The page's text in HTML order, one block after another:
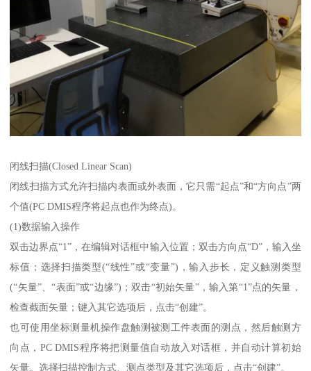
闭线扫描(Closed Linear Scan)
闭线扫描方式允许扫描内表面或外表面，它只需“起点”和“方向点”两
个值(PC DMIS程序将起点也作为终点)。
(1)数据输入操作
双击边界点“1”，在编辑对话框中输入位置；双击方向点“D”，输入坐
标值；选择扫描类型(“线性”或“变量”)，输入步长，定义触测类型
(“矢量”、“表面”或“边缘”)；双击“初始矢量”，输入第“1”点的矢量，
检查截面矢量；键入其它选项后，点击“创建”。
也可使用坐标测量机操作盘触测被测工件表面的测点，然后触测方
向点，PC DMIS程序将把测量值自动放入对话框，并自动计算初始
矢量。选择扫描控制方式、测点类型及其它选项后，点击“创建”。